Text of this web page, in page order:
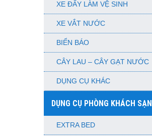
XE ĐẨY LÀM VỆ SINH
XE VẮT NƯỚC
BIỂN BÁO
CÂY LAU – CÂY GẠT NƯỚC
DỤNG CỤ KHÁC
DỤNG CỤ PHÒNG KHÁCH SẠN
EXTRA BED